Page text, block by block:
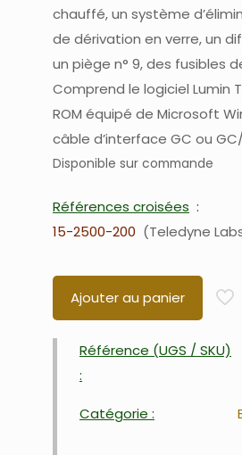
chauffé, un système
de dérivation en verre, un
un piège n° 9, des fusibles
Comprend le logiciel Lumin
ROM équipé de Microsoft
câble d’interface GC ou
Disponible sur commande
Références croisées
15-2500-200
Teledyne
Ajouter au panier
Référence (UGS / SKU)
:
Catégorie :